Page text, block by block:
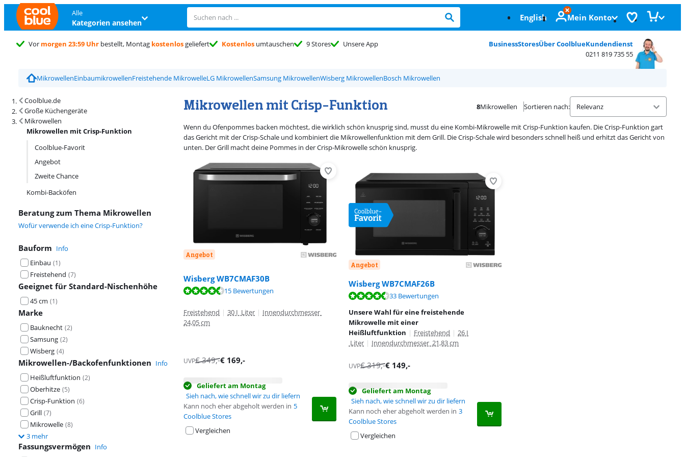
Alle
Kategorien ansehen English Mein Konto
Vor morgen 23:59 Uhr bestellt, Montag kostenlosgeliefert Kostenlos umtauschen 9 Stores
Unsere App
BusinessStoresÜber CoolblueKundendienst
0211 819 735 55
MikrowellenEinbaumikrowellenFreistehende MikrowelleLG MikrowellenSamsung MikrowellenWisberg MikrowellenBosch Mikrowellen
Coolblue.de
Große Küchengeräte
Mikrowellen
Mikrowellen mit Crisp-Funktion
Coolblue-Favorit
Angebot
Zweite Chance
Kombi-Backöfen
Beratung zum Thema Mikrowellen
Wofür verwende ich eine Crisp-Funktion?
Bauform Info
Einbau (1)
Freistehend (7)
Geeignet für Standard-Nischenhöhe
45 cm (1)
Marke
Bauknecht (2)
Samsung (2)
Wisberg (4)
Mikrowellen-/Backofenfunktionen Info
Heißluftfunktion (2)
Oberhitze (5)
Crisp-Funktion (6)
Grill (7)
Mikrowelle (8)
3 mehr
Fassungsvermögen Info
Mikrowellen mit Crisp-Funktion
Suchergebnisse und Sortierung
8Mikrowellen Sortieren nach:
Wenn du Ofenpommes backen möchtest, die wirklich schön knusprig sind, musst du eine Kombi-Mikrowelle mit Crisp-Funktion kaufen. Die Crisp-Funktion gart
das Gericht mit der Crisp-Schale und kombiniert die Mikrowellenfunktion mit dem Grill. Die Crisp-Schale wird besonders schnell heiß und erhitzt das Gericht von
unten. Der Grill macht deine Pommes in der Crisp-Mikrowelle schön knusprig.
Angebot
Wisberg WB7CMAF30B
Bewertet mit 9,1 von 10, basierend auf 15 Bewertungen.
15 Bewertungen
Freistehend | 30 I Liter | Innendurchmesser
24,05 cm
UVP€349,-€ 169,-
Geliefert am Montag
Sieh nach, wie schnell wir zu dir liefern
Kann noch eher abgeholt werden in 5
Coolblue Stores
Vergleichen
Angebot
Wisberg WB7CMAF26B
Bewertet mit 8,7 von 10, basierend auf 33 Bewertungen.
33 Bewertungen
Unsere Wahl für eine freistehende
Mikrowelle mit einer
Heißluftfunktion | Freistehend | 26 I
Liter | Innendurchmesser 21,83 cm
UVP€319,-€ 149,-
Geliefert am Montag
Sieh nach, wie schnell wir zu dir liefern
Kann noch eher abgeholt werden in 3
Coolblue Stores
Vergleichen